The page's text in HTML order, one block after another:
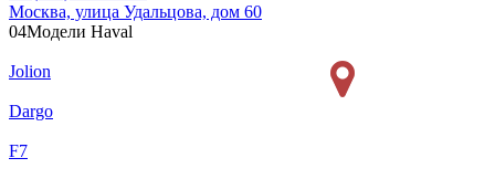
Москва, улица Удальцова, дом 60
04Модели Haval
Jolion
Dargo
F7